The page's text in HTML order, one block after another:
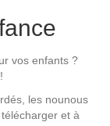
vos enfants ?
les nounous
et à